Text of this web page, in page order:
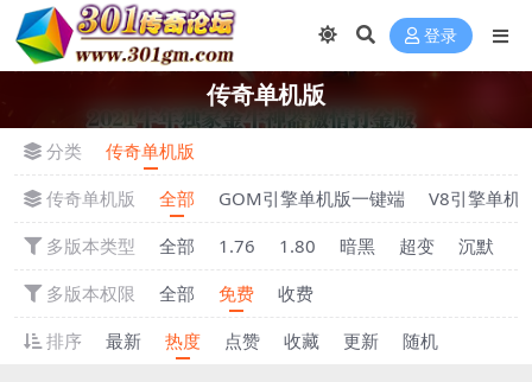
登录
传奇单机版
分类
传奇单机版
传奇单机版
全部 GOM引擎单机版一键端
V8引擎单机
多版本类型
全部 1.76 1.80 暗黑 超变 沉默
多版本权限
全部 免费
收费
排序
最新 热度 点赞 收藏 更新 随机